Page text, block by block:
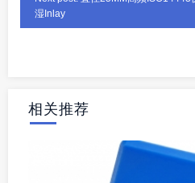
湿Inlay
相关推荐